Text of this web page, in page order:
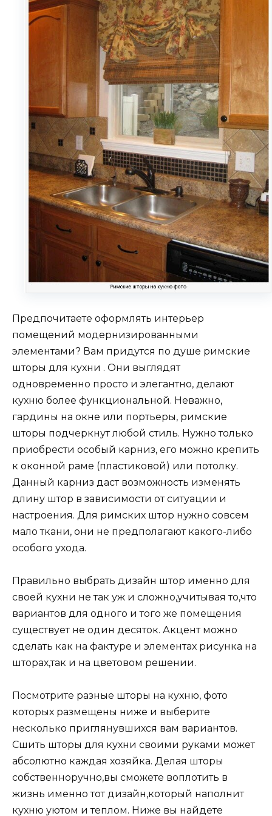
Предпочитаете оформлять интерьер
помещений модернизированными
элементами? Вам придутся по душе римские
шторы для кухни . Они выглядят
одновременно просто и элегантно, делают
кухню более функциональной. Неважно,
гардины на окне или портьеры, римские
шторы подчеркнут любой стиль. Нужно только
приобрести особый карниз, его можно крепить
к оконной раме (пластиковой) или потолку.
Данный карниз даст возможность изменять
длину штор в зависимости от ситуации и
настроения. Для римских штор нужно совсем
мало ткани, они не предполагают какого-либо
особого ухода.
Правильно выбрать дизайн штор именно для
своей кухни не так уж и сложно,учитывая то,что
вариантов для одного и того же помещения
существует не один десяток. Акцент можно
сделать как на фактуре и элементах рисунка на
шторах,так и на цветовом решении.
Посмотрите разные шторы на кухню, фото
которых размещены ниже и выберите
несколько приглянувшихся вам вариантов.
Сшить шторы для кухни своими руками может
абсолютно каждая хозяйка. Делая шторы
собственноручно,вы сможете воплотить в
жизнь именно тот дизайн,который наполнит
кухню уютом и теплом. Ниже вы найдете